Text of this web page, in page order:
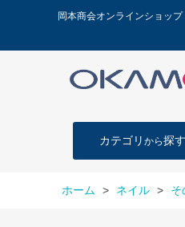
岡本商会オンラインショッ
カテゴリ から探す
ホーム > ネイル > そ